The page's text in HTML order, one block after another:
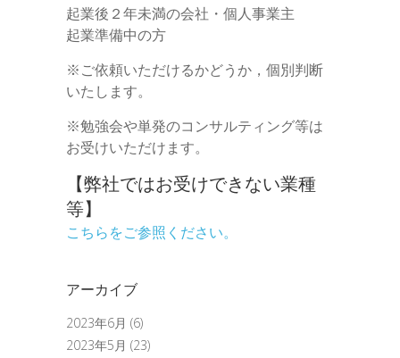
起業後２年未満の会社・個人事業主
起業準備中の方
※ご依頼いただけるかどうか，個別判断
いたします。
※勉強会や単発のコンサルティング等は
お受けいただけます。
【弊社ではお受けできない業種
等】
こちらをご参照ください。
アーカイブ
2023年6月 (6)
2023年5月 (23)